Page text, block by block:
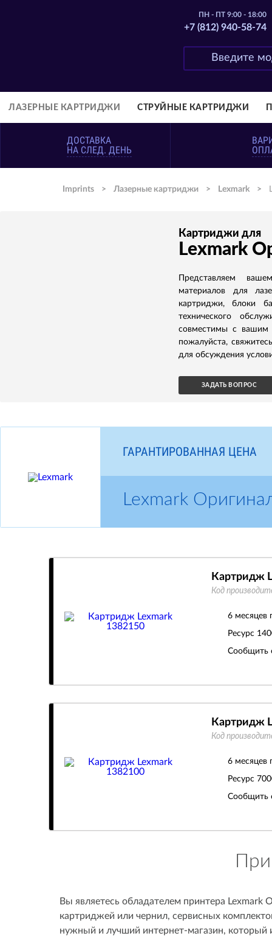
ПН - ПТ 9:00 - 18:00
+7 (812) 940-58-74
ЛАЗЕРНЫЕ КАРТРИДЖИ СТРУЙНЫЕ КАРТРИДЖИ
ДОСТАВКА
НА СЛЕД. ДЕНЬ
Imprints > Лазерные картриджи > Lexmark >
Картриджи для
Lexmark
Представляем
материалов для
картриджи, блоки
технического
совместимы с вашим
пожалуйста,
для обсуждения
ЗАДАТЬ ВОПРОС
ГАРАНТИРОВАННАЯ ЦЕНА
Lexmark
Картридж
Код
6 месяцев
Ресурс
Сообщить
Картридж
Код
6 месяцев
Ресурс
Сообщить
Вы являетесь обладателем принтера
картриджей или чернил, сервисных
нужный и лучший интернет-магазин,